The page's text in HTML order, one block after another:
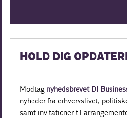
HOLD DIG
Modtag nyhedsbrevet DI
nyheder fra erhvervslivet,
samt invitationer til